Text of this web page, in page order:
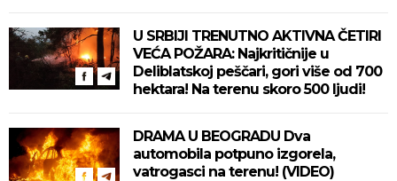
U SRBIJI TRENUTNO AKTIVNA ČETIRI
VEĆA POŽARA: Najkritičnije u
Deliblatskoj peščari, gori više od 700
hektara! Na terenu skoro 500 ljudi!
DRAMA U BEOGRADU Dva
automobila potpuno izgorela,
vatrogasci na terenu! (VIDEO)